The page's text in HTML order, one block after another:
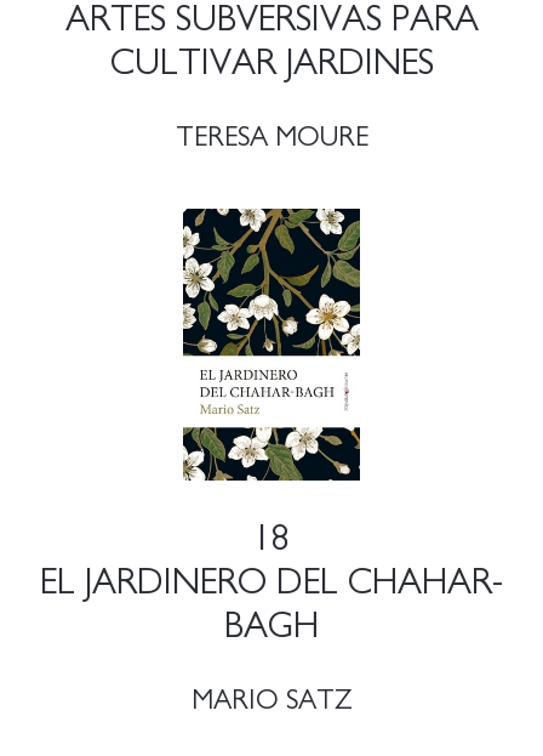
ARTES SUBVERSIVAS PARA
CULTIVAR JARDINES
TERESA MOURE
18
EL JARDINERO DEL CHAHAR-
BAGH
MARIO SATZ